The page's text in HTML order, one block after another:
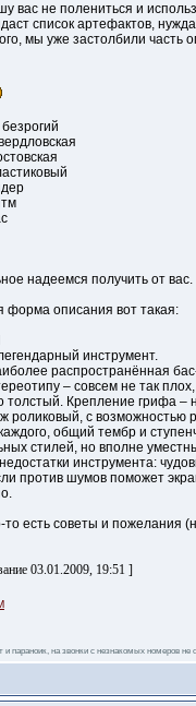
вас не полениться и
список артефактов,
мы уже застолбили часть
надеемся получить от вас.
форма описания вот такая:
инструмент.
распространённая
– совсем не так
толстый. Крепление грифа –
роликовый, с возможностью
общий тембр и
стилей, но вполне
инструмента:
против шумов поможет
то есть советы и пожелания
03.01.2009, 19:51 ]
и параноик, на звонки с незнакомых номеров